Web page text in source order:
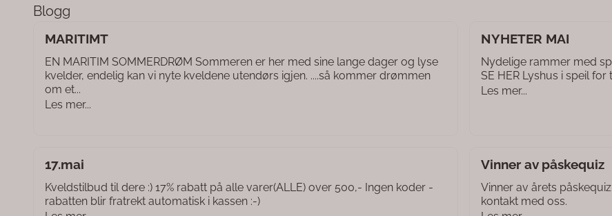
Blogg
MARITIMT
EN MARITIM SOMMERDRØM Sommeren er her med sine lange dager og lyse
kvelder, endelig kan vi nyte kveldene utendørs igjen. ....så kommer drømmen
om et...
Les mer...
NYHETER MAI
Nydelige rammer med
SE HER Lyshus i speil for
Les mer...
17.mai
Kveldstilbud til dere :) 17% rabatt på alle varer(ALLE) over 500,- Ingen koder -
rabatten blir fratrekt automatisk i kassen :-)
Vinner av påskequiz
Vinner av årets
kontakt med oss.